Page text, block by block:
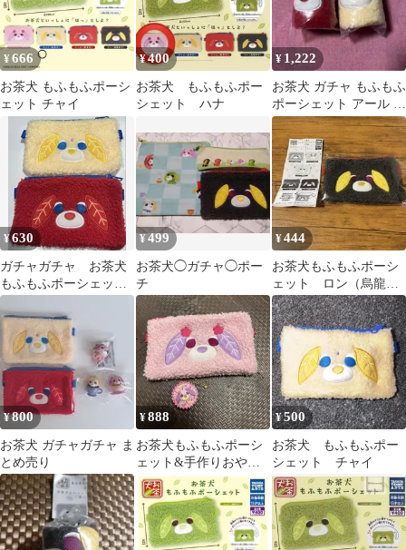
¥666
お茶犬 もふもふポーシ
ェット チャイ
¥400
お茶犬 もふもふポー
シェット ハナ
¥ 1,222
お茶犬 ガチャ もふもふ
ポーシェット アール チ
ャイ
¥630
ガチャガチャ お茶犬
もふもふポーシェッ
ト アール＆チャイ
¥499
お茶犬◯ガチャ◯ポー
チ
¥444
お茶犬もふもふポーシ
ェット ロン（烏龍茶
犬）
¥800
お茶犬 ガチャガチャ ま
とめ売り
¥888
お茶犬もふもふポーシ
ェット&手作りおやつ
チャーム 平成チョ
コ ハナ
¥500
お茶犬 もふもふポー
シェット チャイ